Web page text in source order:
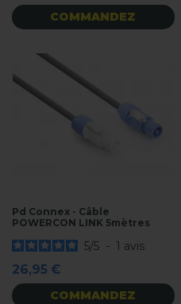
COMMANDEZ
Pd Connex - Câble
POWERCON LINK 5mètres
5/5 - 1 avis
26,95 €
COMMANDEZ